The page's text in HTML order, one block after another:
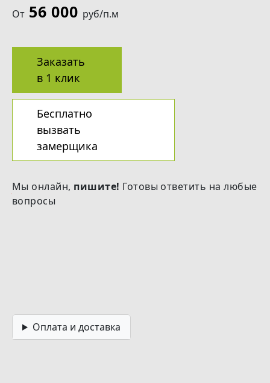
От 56 000 руб/п.м
Заказать
в 1 клик
Бесплатно
вызвать
замерщика
Мы онлайн, пишите! Готовы ответить на любые
вопросы
Оплата и доставка